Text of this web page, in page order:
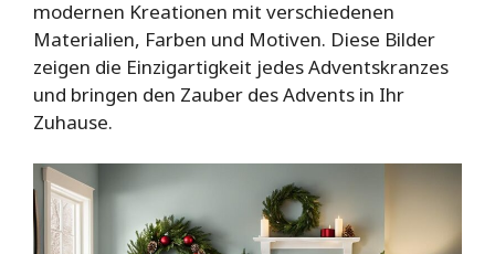
modernen Kreationen mit verschiedenen
Materialien, Farben und Motiven. Diese Bilder
zeigen die Einzigartigkeit jedes Adventskranzes
und bringen den Zauber des Advents in Ihr
Zuhause.